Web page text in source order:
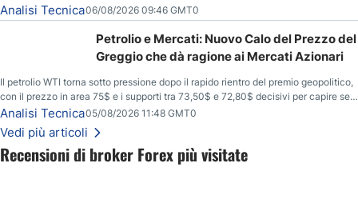
Recensioni di broker Forex più visitate
USA ed elezioni di medio termine.
Analisi Tecnica06/08/2026 09:46 GMT0
Petrolio e Mercati: Nuovo Calo del Prezzo del
Greggio che dà ragione ai Mercati Azionari
Il petrolio WTI torna sotto pressione dopo il rapido rientro del premio geopolitico,
con il prezzo in area 75$ e i supporti tra 73,50$ e 72,80$ decisivi per capire se il
ribasso potrà estendersi verso quota 70$.
Analisi Tecnica05/08/2026 11:48 GMT0
Vedi più articoli